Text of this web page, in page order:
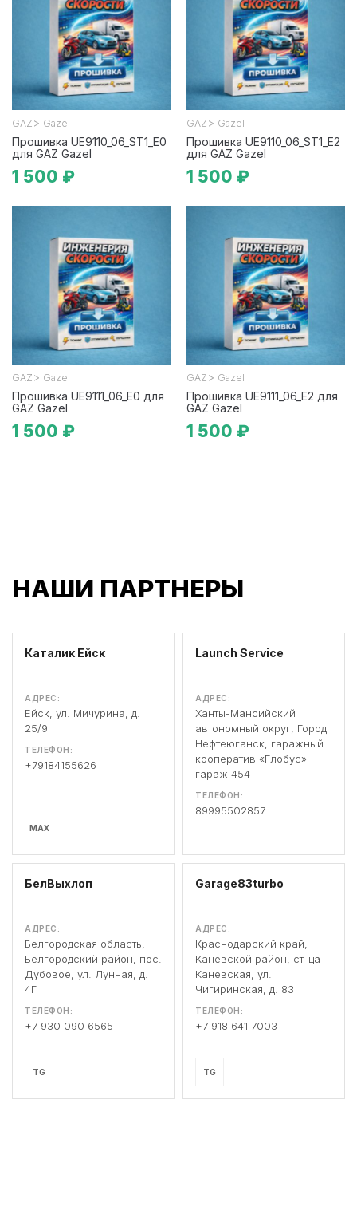
GAZ > Gazel
Прошивка UE9110_06_ST1_E0
для GAZ Gazel
1 500 ₽
GAZ > Gazel
Прошивка UE9110_06_ST1_E2
для GAZ Gazel
1 500 ₽
GAZ > Gazel
Прошивка UE9111_06_E0 для
GAZ Gazel
1 500 ₽
GAZ > Gazel
Прошивка UE9111_06_E2 для
GAZ Gazel
1 500 ₽
НАШИ ПАРТНЕРЫ
Каталик Ейск
АДРЕС:
Ейск, ул. Мичурина, д.
25/9
ТЕЛЕФОН:
+79184155626
MAX
Launch Service
АДРЕС:
Ханты-Мансийский
автономный округ, Город
Нефтеюганск, гаражный
кооператив «Глобус»
гараж 454
ТЕЛЕФОН:
89995502857
БелВыхлоп
АДРЕС:
Белгородская область,
Белгородский район, пос.
Дубовое, ул. Лунная, д.
4Г
ТЕЛЕФОН:
+7 930 090 6565
TG
Garage83turbo
АДРЕС:
Краснодарский край,
Каневской район, ст-ца
Каневская, ул.
Чигиринская, д. 83
ТЕЛЕФОН:
+7 918 641 7003
TG